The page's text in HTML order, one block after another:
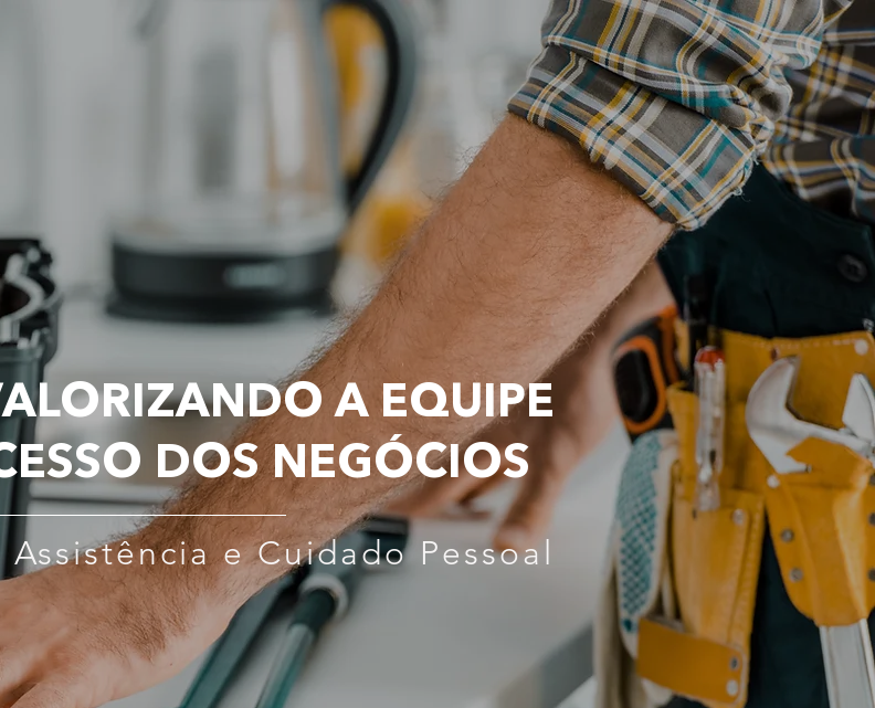
A EQUIPE
DOS NEGÓCIOS
e Cuidado Pessoal